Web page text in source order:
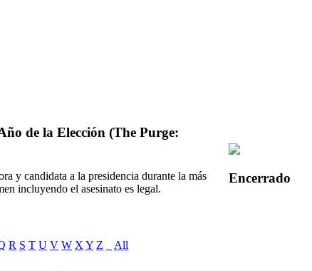
de la Elección (The Purge:
y candidata a la presidencia durante la más
incluyendo el asesinato es legal.
R S T U V W X Y Z
All
Encerrado